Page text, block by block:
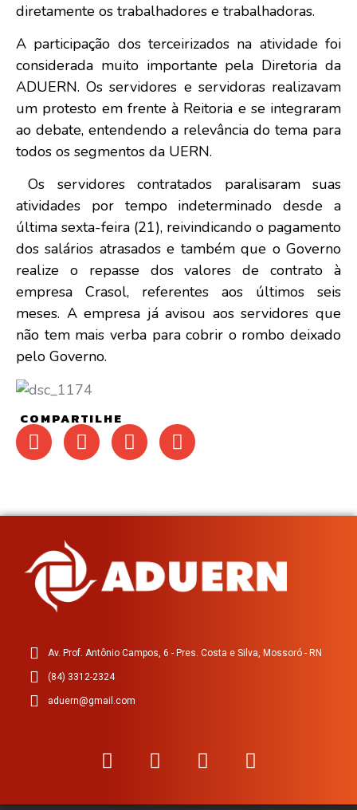
diretamente os trabalhadores e trabalhadoras.
A participação dos terceirizados na atividade foi
considerada muito importante pela Diretoria da
ADUERN. Os servidores e servidoras realizavam
um protesto em frente à Reitoria e se integraram
ao debate, entendendo a relevância do tema para
todos os segmentos da UERN.
Os servidores contratados paralisaram suas
atividades por tempo indeterminado desde a
última sexta-feira (21), reivindicando o pagamento
dos salários atrasados e também que o Governo
realize o repasse dos valores de contrato à
empresa Crasol, referentes aos últimos seis
meses. A empresa já avisou aos servidores que
não tem mais verba para cobrir o rombo deixado
pelo Governo.
COMPARTILHE
Av. Prof. Antônio Campos, 6 - Pres. Costa e Silva, Mossoró - RN
(84) 3312-2324
aduern@gmail.com